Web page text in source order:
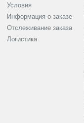
Условия
Информация о заказе
Отслеживание заказа
Логистика